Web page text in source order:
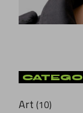
Art (10)